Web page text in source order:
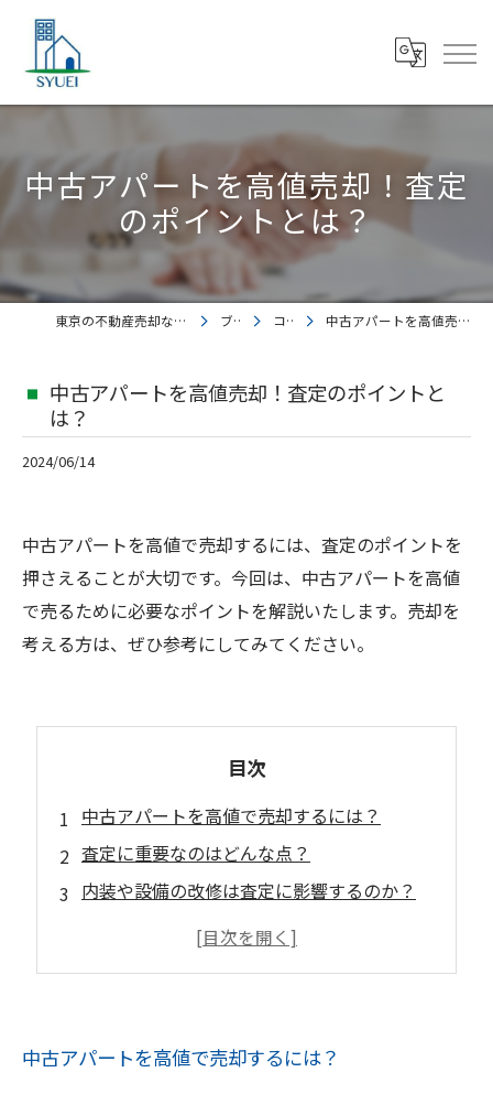
中古アパートを高値売却！査定
のポイントとは？
東京の不動産売却なら株式会社集英都市開発 ブログ コラム 中古アパートを高値売却！査定のポイントとは？
中古アパートを高値売却！査定のポイントと
は？
2024/06/14
中古アパートを高値で売却するには、査定のポイントを
押さえることが大切です。今回は、中古アパートを高値
で売るために必要なポイントを解説いたします。売却を
考える方は、ぜひ参考にしてみてください。
目次
中古アパートを高値で売却するには？
査定に重要なのはどんな点？
内装や設備の改修は査定に影響するのか？
売却時に注意すべき法的なポイントとは？
中古アパートを高値で売却するには？